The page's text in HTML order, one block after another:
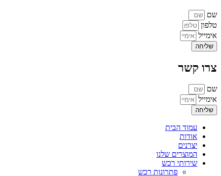
שם
טלפון
אימייל
שליחה
צרו קשר
שם
אימייל
שליחה
עמוד הבית
אודות
יצרנים
המוצרים שלנו
שירותי רכש
פתרונות רכש